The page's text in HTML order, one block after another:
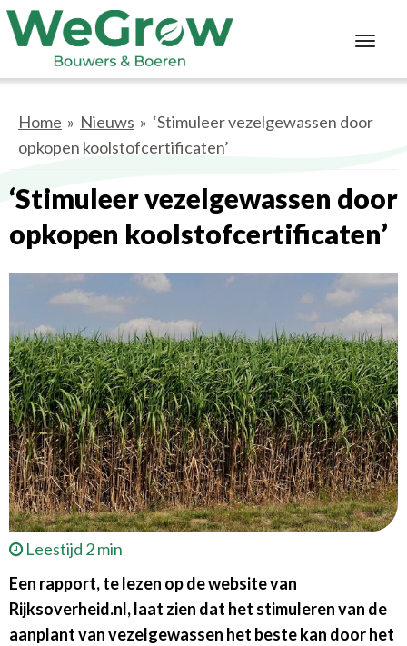
Home » Nieuws » ‘Stimuleer vezelgewassen door
opkopen koolstofcertificaten’
‘Stimuleer vezelgewassen door
opkopen koolstofcertificaten’
Leestijd 2 min
Een rapport, te lezen op de website van
Rijksoverheid.nl, laat zien dat het stimuleren van de
aanplant van vezelgewassen het beste kan door het